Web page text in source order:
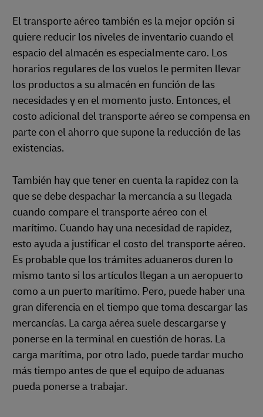
El transporte aéreo también es la mejor opción si
quiere reducir los niveles de inventario cuando el
espacio del almacén es especialmente caro. Los
horarios regulares de los vuelos le permiten llevar
los productos a su almacén en función de las
necesidades y en el momento justo. Entonces, el
costo adicional del transporte aéreo se compensa en
parte con el ahorro que supone la reducción de las
existencias.
También hay que tener en cuenta la rapidez con la
que se debe despachar la mercancía a su llegada
cuando compare el transporte aéreo con el
marítimo. Cuando hay una necesidad de rapidez,
esto ayuda a justificar el costo del transporte aéreo.
Es probable que los trámites aduaneros duren lo
mismo tanto si los artículos llegan a un aeropuerto
como a un puerto marítimo. Pero, puede haber una
gran diferencia en el tiempo que toma descargar las
mercancías. La carga aérea suele descargarse y
ponerse en la terminal en cuestión de horas. La
carga marítima, por otro lado, puede tardar mucho
más tiempo antes de que el equipo de aduanas
pueda ponerse a trabajar.